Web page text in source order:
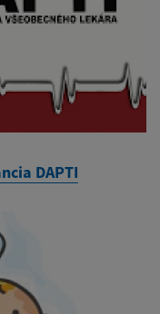
DAPTI